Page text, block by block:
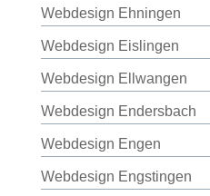
Webdesign Ehningen
Webdesign Eislingen
Webdesign Ellwangen
Webdesign Endersbach
Webdesign Engen
Webdesign Engstingen